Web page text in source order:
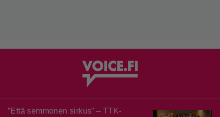
”Että semmonen sirkus” – TTK-